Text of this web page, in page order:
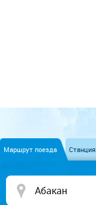
Маршрут поезда Станция